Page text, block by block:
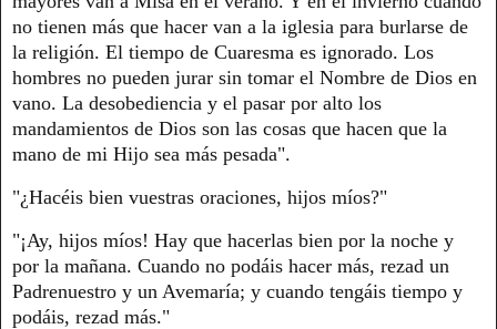
no tienen más que hacer van a la iglesia para burlarse de
la religión. El tiempo de Cuaresma es ignorado. Los
hombres no pueden jurar sin tomar el Nombre de Dios en
vano. La desobediencia y el pasar por alto los
mandamientos de Dios son las cosas que hacen que la
mano de mi Hijo sea más pesada".
"¿Hacéis bien vuestras oraciones, hijos míos?"
"¡Ay, hijos míos! Hay que hacerlas bien por la noche y
por la mañana. Cuando no podáis hacer más, rezad un
Padrenuestro y un Avemaría; y cuando tengáis tiempo y
podáis, rezad más."